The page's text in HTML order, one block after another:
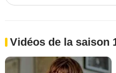
Vidéos de la saison